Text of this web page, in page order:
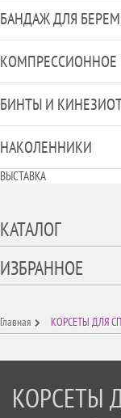
БАНДАЖ ДЛЯ
КОМПРЕССИОННОЕ
БИНТЫ И
НАКОЛЕННИКИ
ВЫСТАВКА
КАТАЛОГ
ИЗБРАННОЕ
Главная КОРСЕТЫ ДЛЯ
КОРСЕТЫ